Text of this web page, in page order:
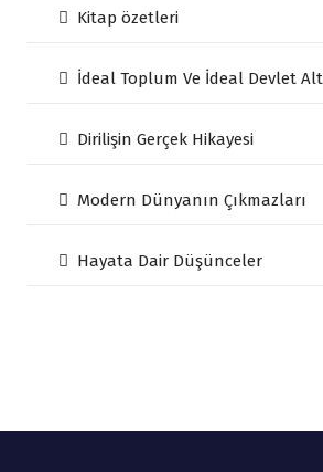
Kitap özetleri
İdeal Toplum Ve İdeal Devlet
Dirilişin Gerçek Hikayesi
Modern Dünyanın Çıkmazları
Hayata Dair Düşünceler